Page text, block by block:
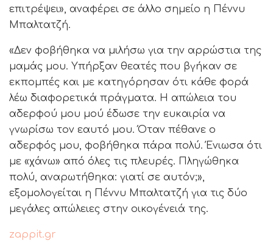
επιτρέψει», αναφέρει σε άλλο σημείο η Πέννυ
Μπαλτατζή.
«Δεν φοβήθηκα να μιλήσω για την αρρώστια της
μαμάς μου. Υπήρξαν θεατές που βγήκαν σε
εκπομπές και με κατηγόρησαν ότι κάθε φορά
λέω διαφορετικά πράγματα. Η απώλεια του
αδερφού μου μού έδωσε την ευκαιρία να
γνωρίσω τον εαυτό μου. Όταν πέθανε ο
αδερφός μου, φοβήθηκα πάρα πολύ. Ένιωσα ότι
με «χάνω» από όλες τις πλευρές. Πληγώθηκα
πολύ, αναρωτήθηκα: γιατί σε αυτόν;»,
εξομολογείται η Πέννυ Μπαλτατζή για τις δύο
μεγάλες απώλειες στην οικογένειά της.
zappit.gr